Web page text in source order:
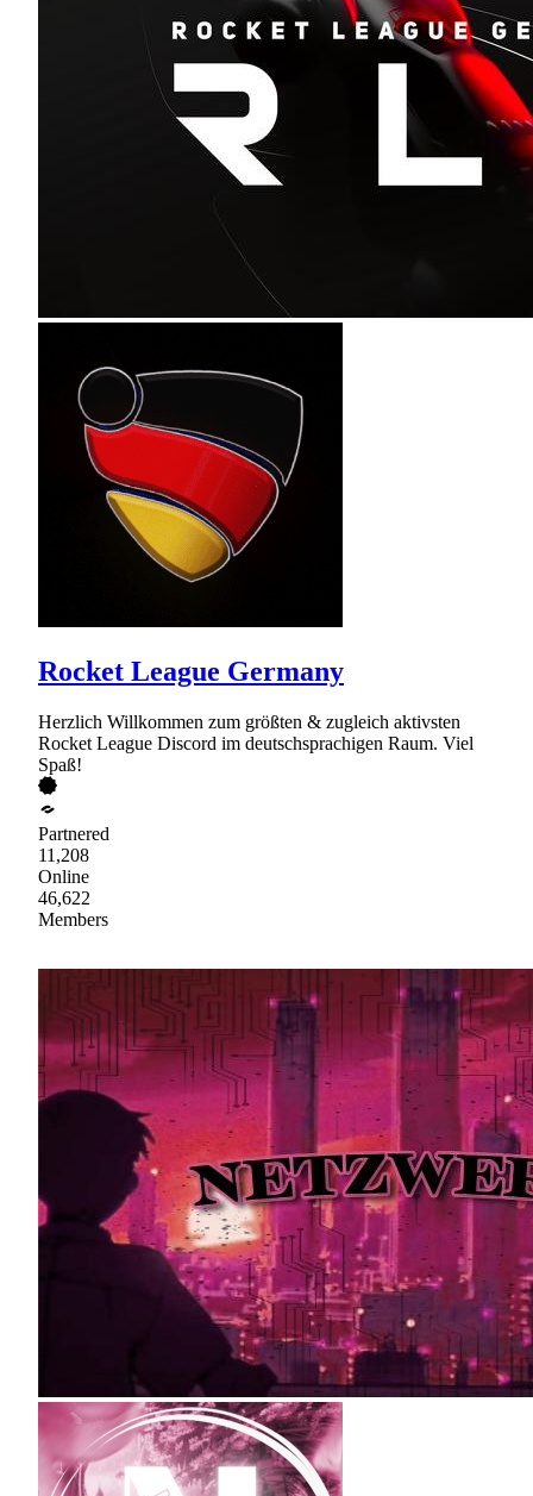
Rocket League Germany
Herzlich Willkommen zum größten & zugleich aktivsten
Rocket League Discord im deutschsprachigen Raum. Viel
Spaß!
Partnered
11,208
Online
46,622
Members